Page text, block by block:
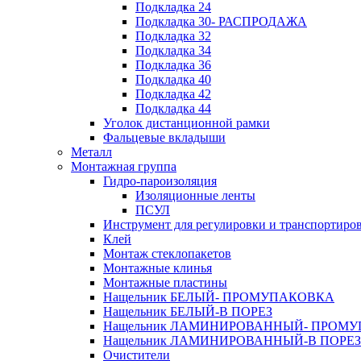
Подкладка 24
Подкладка 30- РАСПРОДАЖА
Подкладка 32
Подкладка 34
Подкладка 36
Подкладка 40
Подкладка 42
Подкладка 44
Уголок дистанционной рамки
Фальцевые вкладыши
Металл
Монтажная группа
Гидро-пароизоляция
Изоляционные ленты
ПСУЛ
Инструмент для регулировки и
Клей
Монтаж стеклопакетов
Монтажные клинья
Монтажные пластины
Нащельник БЕЛЫЙ- ПРОМУПАКОВКА
Нащельник БЕЛЫЙ-В ПОРЕЗ
Нащельник ЛАМИНИРОВАННЫЙ-
Нащельник ЛАМИНИРОВАННЫЙ-В ПОРЕЗ
Очистители